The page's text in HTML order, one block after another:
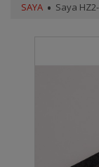
SAYA
Saya